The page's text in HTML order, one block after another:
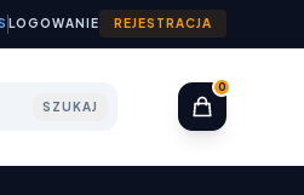
LOGOWANIE REJESTRACJA
SZUKAJ
0